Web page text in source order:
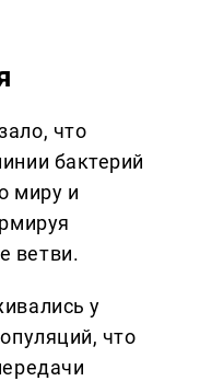
что
бактерий
миру и
ветви.
у
что